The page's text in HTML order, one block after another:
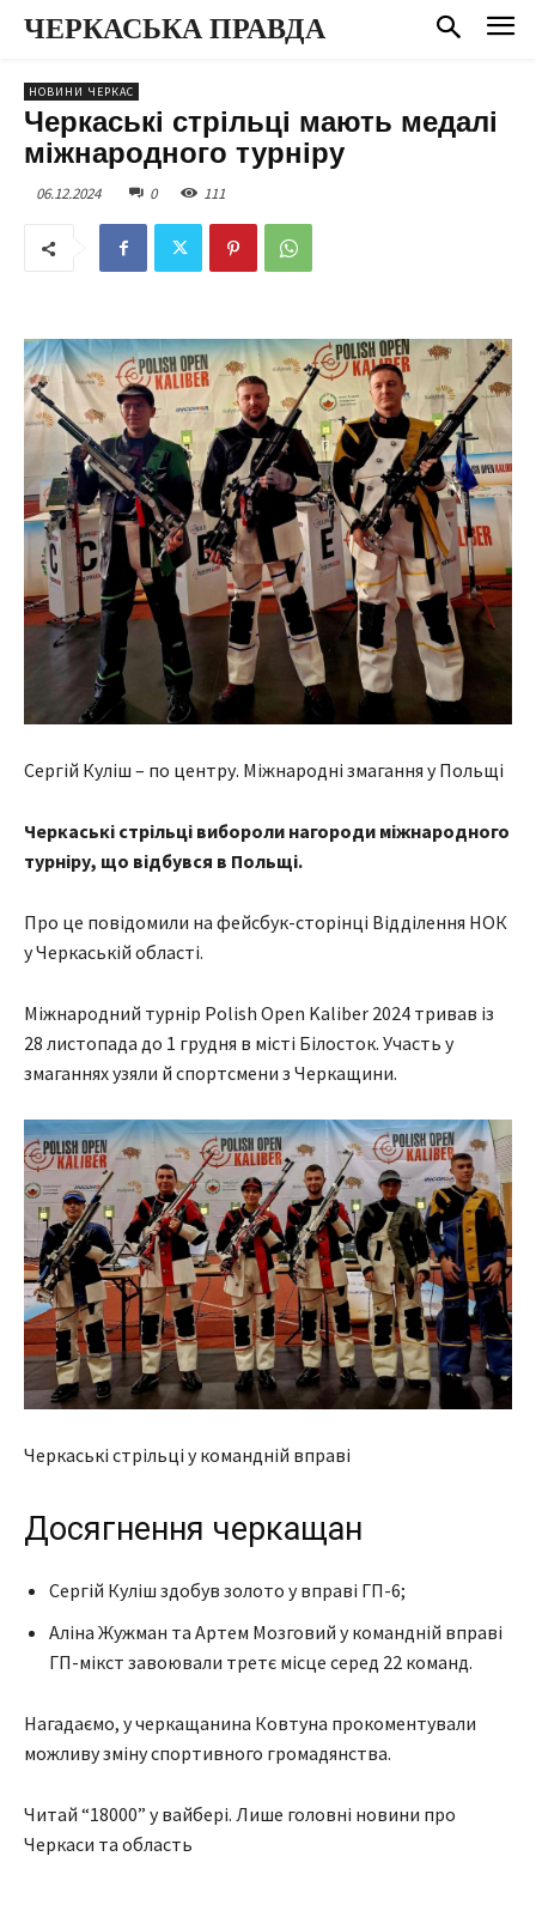
ЧЕРКАСЬКА ПРАВДА
НОВИНИ ЧЕРКАС
Черкаські стрільці мають медалі
міжнародного турніру
06.12.2024 0 111
Сергій Куліш – по центру. Міжнародні змагання у Польщі
Черкаські стрільці вибороли нагороди міжнародного
турніру, що відбувся в Польщі.
Про це повідомили на фейсбук-сторінці Відділення НОК
у Черкаській області.
Міжнародний турнір Polish Open Kaliber 2024 тривав із
28 листопада до 1 грудня в місті Білосток. Участь у
змаганнях узяли й спортсмени з Черкащини.
Черкаські стрільці у командній вправі
Досягнення черкащан
Сергій Куліш здобув золото у вправі ГП-6;
Аліна Жужман та Артем Мозговий у командній вправі
ГП-мікст завоювали третє місце серед 22 команд.
Нагадаємо, у черкащанина Ковтуна прокоментували
можливу зміну спортивного громадянства.
Читай “18000” у вайбері. Лише головні новини про
Черкаси та область